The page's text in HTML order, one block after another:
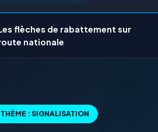
flèches de rabattement sur
nationale
: SIGNALISATION